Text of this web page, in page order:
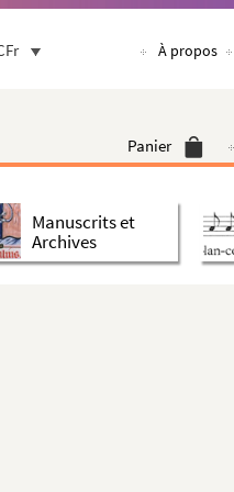
À propos
Panier
Manuscrits et
Archives